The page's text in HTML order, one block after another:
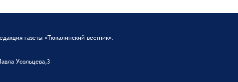
газеты «Тюкалинский вестник».
Усольцева,3